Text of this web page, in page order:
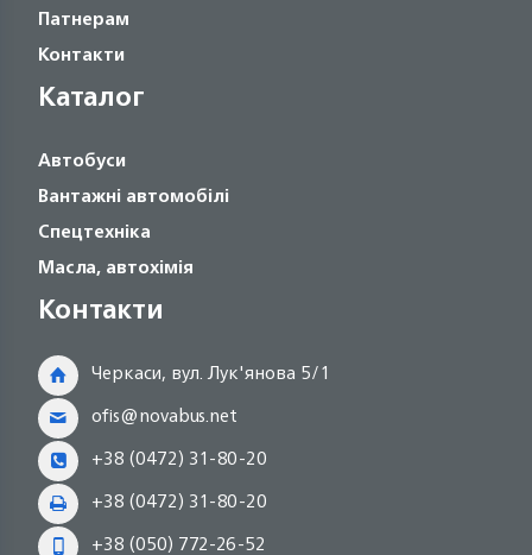
Патнерам
Контакти
Каталог
Автобуси
Вантажні автомобілі
Спецтехніка
Масла, автохімія
Контакти
Черкаси, вул. Лук'янова 5/1
ofis@novabus.net
+38 (0472) 31-80-20
+38 (0472) 31-80-20
+38 (050) 772-26-52